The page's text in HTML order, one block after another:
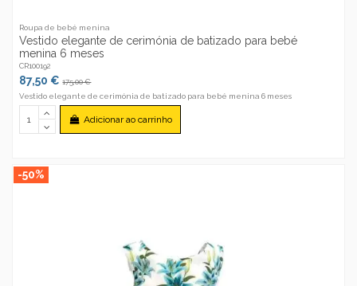
Roupa de bebé menina
Vestido elegante de cerimónia de batizado para bebé
menina 6 meses
CR100192
87,50 €175,00 €
Vestido elegante de cerimónia de batizado para bebé menina 6 meses
Adicionar ao carrinho
-50%